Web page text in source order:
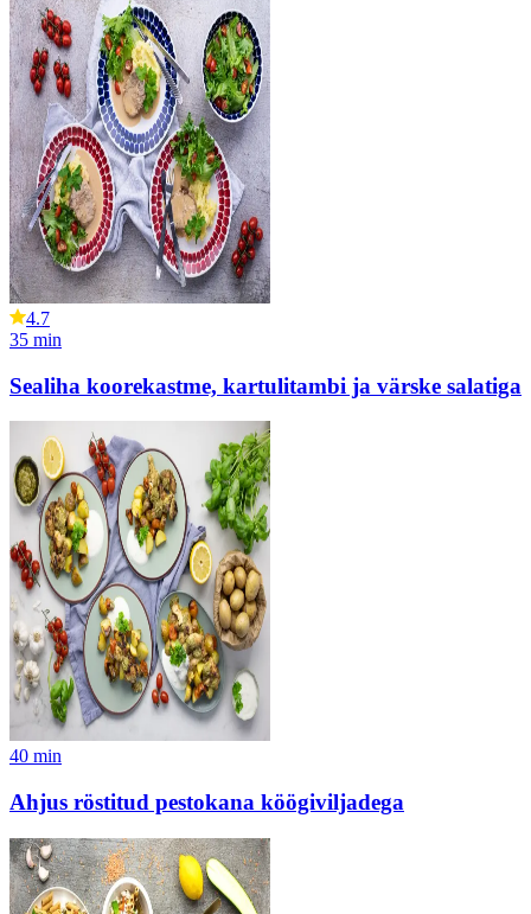
4.7
35 min
Sealiha koorekastme, kartulitambi ja värske salatiga
40 min
Ahjus röstitud pestokana köögiviljadega